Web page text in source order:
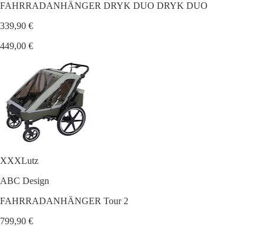
FAHRRADANHÄNGER DRYK DUO DRYK DUO
339,90 €
449,00 €
XXXLutz
ABC Design
FAHRRADANHÄNGER Tour 2
799,90 €